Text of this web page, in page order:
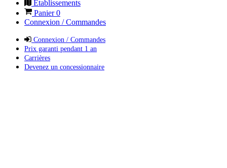
Établissements
Panier0
Connexion / Commandes
Connexion / Commandes
Prix garanti pendant 1 an
Carrières
Devenez un concessionnaire